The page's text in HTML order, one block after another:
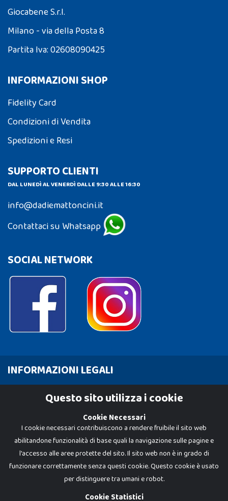
Giocabene S.r.l.
Milano - via della Posta 8
Partita Iva: 02608090425
INFORMAZIONI SHOP
Fidelity Card
Condizioni di Vendita
Spedizioni e Resi
SUPPORTO CLIENTI
DAL LUNEDÌ AL VENERDÌ DALLE 9:30 ALLE 16:30
info@dadiemattoncini.it
Contattaci su Whatsapp
SOCIAL NETWORK
INFORMAZIONI LEGALI
Cookie PolicyQuesto sito utilizza i cookie
Cookie Necessari
I cookie necessari contribuiscono a rendere fruibile il sito web
abilitandone funzionalità di base quali la navigazione sulle pagine e
l'accesso alle aree protette del sito. Il sito web non è in grado di
funzionare correttamente senza questi cookie. Questo cookie è usato
per distinguere tra umani e robot.
Cookie Statistici